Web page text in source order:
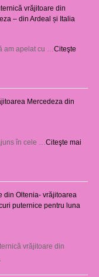
vrăjitoare din
– din Ardeal și Italia
am apelat cu … Citeşte
Mercedeza din
în cele … Citeşte mai
din Oltenia- vrăjitoarea
puternice pentru luna
vrăjitoare din